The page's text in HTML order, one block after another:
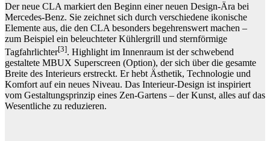
Der neue CLA markiert den Beginn einer neuen Design-Ära bei
Mercedes-Benz. Sie zeichnet sich durch verschiedene ikonische
Elemente aus, die den CLA besonders begehrenswert machen –
zum Beispiel ein beleuchteter Kühlergrill und sternförmige
Tagfahrlichter[3]. Highlight im Innenraum ist der schwebend
gestaltete MBUX Superscreen (Option), der sich über die gesamte
Breite des Interieurs erstreckt. Er hebt Ästhetik, Technologie und
Komfort auf ein neues Niveau. Das Interieur-Design ist inspiriert
vom Gestaltungsprinzip eines Zen-Gartens – der Kunst, alles auf das
Wesentliche zu reduzieren.